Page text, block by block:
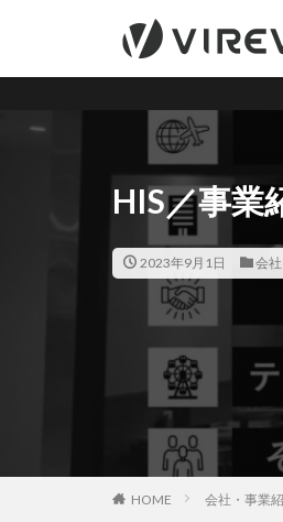
HIS／事業
2023年9月1日 会
HOME 会社・事業